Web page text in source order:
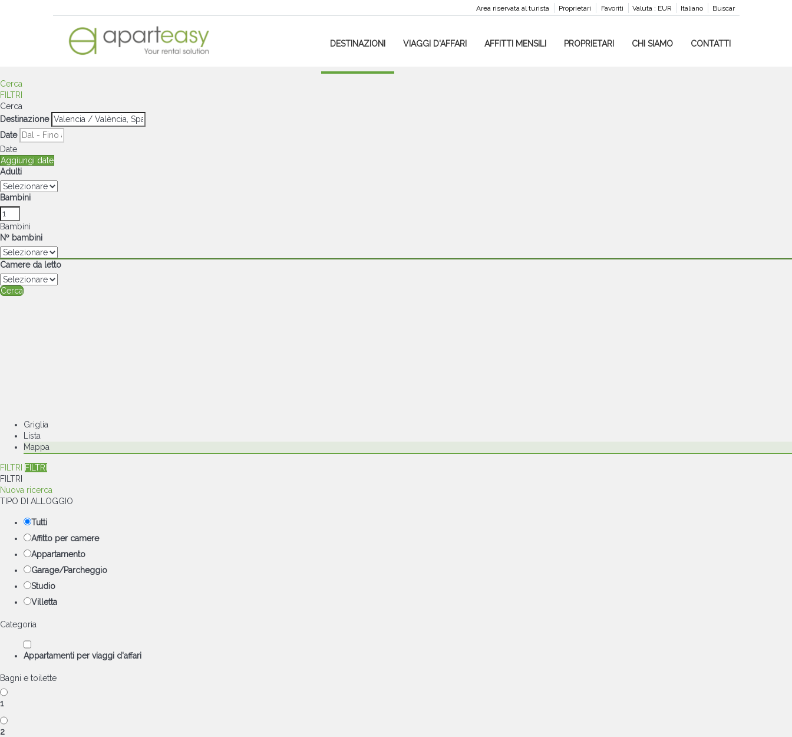
Buscar
Italiano
Valuta : EUR
Favoriti
Proprietari
Area riservata al turista
DESTINAZIONI VIAGGI D'AFFARI AFFITTI MENSILI PROPRIETARI CHI SIAMO CONTATTI
Cerca
FILTRI
Cerca
Destinazione
Date
Date
Aggiungi date
Adulti
Bambini
Bambini
Nº bambini
Camere da letto
Cerca
Griglia
Lista
Mappa
FILTRI
FILTRI
FILTRI
Nuova ricerca
TIPO DI ALLOGGIO
Tutti
Affitto per camere
Appartamento
Garage/Parcheggio
Studio
Villetta
Categoria
Appartamenti per viaggi d'affari
Bagni e toilette
1
2